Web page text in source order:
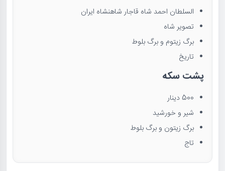
السلطان احمد شاه قاجار شاهنشاه ایران
تصویر شاه
برگ زیتوم و برگ بلوط
تاریخ
پشت سکه
500 دینار
شیر و خورشید
برگ زیتون و برگ بلوط
تاج